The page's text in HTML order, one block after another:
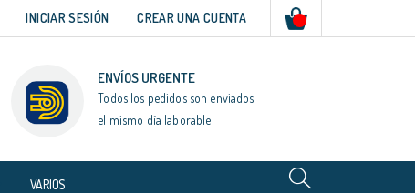
INICIAR SESIÓN CREAR UNA CUENTA
ENVÍOS URGENTE
Todos los pedidos son enviados
el mismo día laborable
VARIOS